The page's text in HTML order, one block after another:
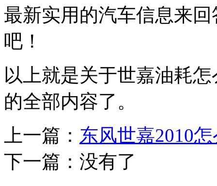
最新实用的汽车信息来
吧！
以上就是关于世嘉油耗
的全部内容了。
上一篇： 东风世嘉2010
下一篇：没有了